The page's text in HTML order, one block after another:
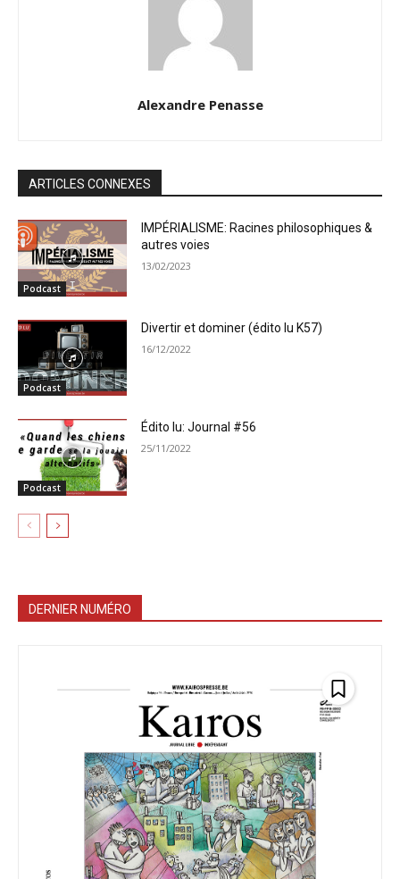
Alexandre Penasse
ARTICLES CONNEXES
Podcast
IMPÉRIALISME: Racines philosophiques &
autres voies
13/02/2023
Podcast
Divertir et dominer (édito lu K57)
16/12/2022
Podcast
Édito lu: Journal #56
25/11/2022
DERNIER NUMÉRO